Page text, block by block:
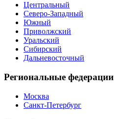
Центральный
Северо-Западный
Южный
Приволжский
Уральский
Сибирский
Дальневосточный
Региональные федерации
Москва
Санкт-Петербург